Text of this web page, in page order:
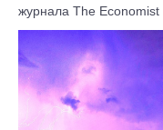
журнала The Economist